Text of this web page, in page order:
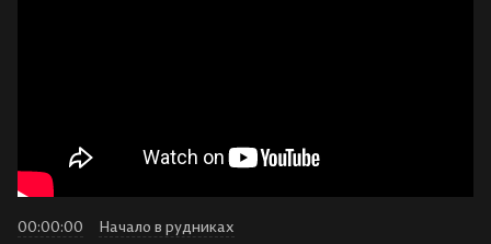
00:00:00
Начало в рудниках